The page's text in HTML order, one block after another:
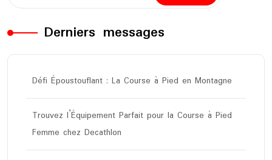
Derniers messages
Défi Époustouflant : La Course à Pied en Montagne
Trouvez l’Équipement Parfait pour la Course à Pied
Femme chez Decathlon